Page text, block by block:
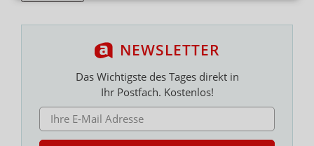
NEWSLETTER
Das Wichtigste des Tages direkt in
Ihr Postfach. Kostenlos!
E-MAIL ADRESSE